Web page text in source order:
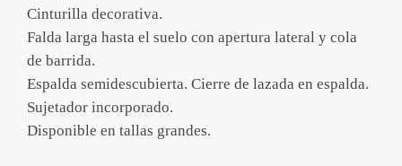
Cinturilla decorativa.
Falda larga hasta el suelo con apertura lateral y cola
de barrida.
Espalda semidescubierta. Cierre de lazada en espalda.
Sujetador incorporado.
Disponible en tallas grandes.